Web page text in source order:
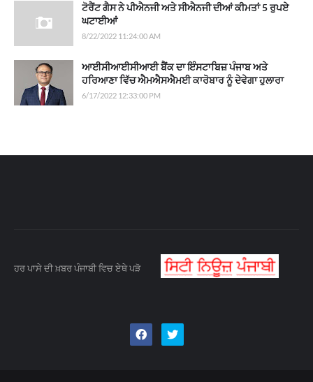
ਟੋਰੈਂਟ ਗੈਸ ਨੇ ਪੀਐਨਜੀ ਅਤੇ ਸੀਐਨਜੀ ਦੀਆਂ ਕੀਮਤਾਂ 5 ਰੁਪਏ
ਘਟਾਈਆਂ
8/22/2022 11:24:00 AM
ਆਈਸੀਆਈਸੀਆਈ ਬੈਂਕ ਦਾ ਇੰਸਟਾਬਿਜ਼ ਪੰਜਾਬ ਅਤੇ
ਹਰਿਆਣਾ ਵਿੱਚ ਐਮਐਸਐਮਈ ਕਾਰੋਬਾਰ ਨੂੰ ਦੇਵੇਗਾ ਹੁਲਾਰਾ
6/17/2022 12:33:00 PM
ਹਰ ਪਾਸੇ ਦੀ ਖ਼ਬਰ ਪੰਜਾਬੀ ਵਿਚ ਏਥੇ ਪੜੋ